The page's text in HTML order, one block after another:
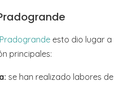
esto dio lugar a
principales:
se han realizado labores de